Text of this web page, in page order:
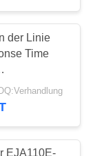
14
der Linie
Time
90
EJA110E-